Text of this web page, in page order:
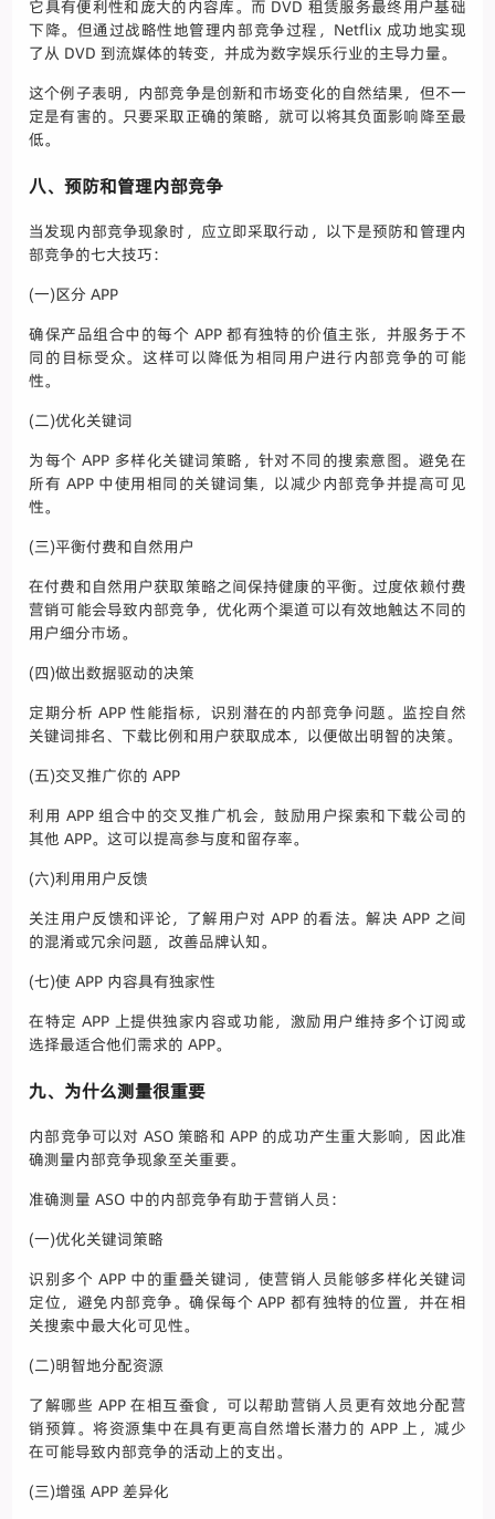
它具有便利性和庞大的内容库。而 DVD 租赁服务最终用户基础
下降。但通过战略性地管理内部竞争过程，Netflix 成功地实现
了从 DVD 到流媒体的转变，并成为数字娱乐行业的主导力量。
这个例子表明，内部竞争是创新和市场变化的自然结果，但不一
定是有害的。只要采取正确的策略，就可以将其负面影响降至最
低。
八、预防和管理内部竞争
当发现内部竞争现象时，应立即采取行动，以下是预防和管理内
部竞争的七大技巧：
(一)区分 APP
确保产品组合中的每个 APP 都有独特的价值主张，并服务于不
同的目标受众。这样可以降低为相同用户进行内部竞争的可能
性。
(二)优化关键词
为每个 APP 多样化关键词策略，针对不同的搜索意图。避免在
所有 APP 中使用相同的关键词集，以减少内部竞争并提高可见
性。
(三)平衡付费和自然用户
在付费和自然用户获取策略之间保持健康的平衡。过度依赖付费
营销可能会导致内部竞争，优化两个渠道可以有效地触达不同的
用户细分市场。
(四)做出数据驱动的决策
定期分析 APP 性能指标，识别潜在的内部竞争问题。监控自然
关键词排名、下载比例和用户获取成本，以便做出明智的决策。
(五)交叉推广你的 APP
利用 APP 组合中的交叉推广机会，鼓励用户探索和下载公司的
其他 APP。这可以提高参与度和留存率。
(六)利用用户反馈
关注用户反馈和评论，了解用户对 APP 的看法。解决 APP 之间
的混淆或冗余问题，改善品牌认知。
(七)使 APP 内容具有独家性
在特定 APP 上提供独家内容或功能，激励用户维持多个订阅或
选择最适合他们需求的 APP。
九、为什么测量很重要
内部竞争可以对 ASO 策略和 APP 的成功产生重大影响，因此准
确测量内部竞争现象至关重要。
准确测量 ASO 中的内部竞争有助于营销人员：
(一)优化关键词策略
识别多个 APP 中的重叠关键词，使营销人员能够多样化关键词
定位，避免内部竞争。确保每个 APP 都有独特的位置，并在相
关搜索中最大化可见性。
(二)明智地分配资源
了解哪些 APP 在相互蚕食，可以帮助营销人员更有效地分配营
销预算。将资源集中在具有更高自然增长潜力的 APP 上，减少
在可能导致内部竞争的活动上的支出。
(三)增强 APP 差异化